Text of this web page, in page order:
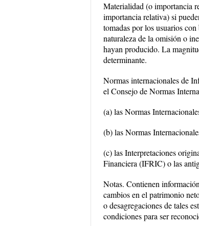
Materialidad (o importancia
importancia relativa) si
tomadas por los usuarios
naturaleza de la omisión o
hayan producido. La
determinante.
Normas internacionales de
el Consejo de Normas
(a) las Normas
(b) las Normas
(c) las Interpretaciones
Financiera (IFRIC) o las
Notas. Contienen
cambios en el patrimonio
o desagregaciones de tales
condiciones para ser